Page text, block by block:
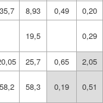
35,7 8,93 0,49 0,20
19,5 0,29
25,7 0,65 2,05
58,2 58,3 0,19 0,51